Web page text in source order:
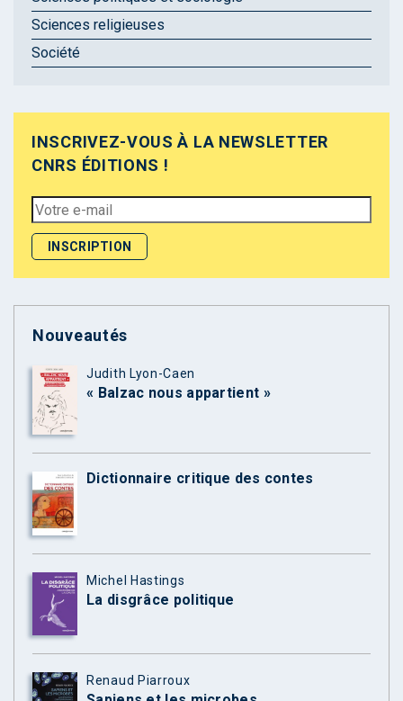
Sciences religieuses
Société
INSCRIVEZ-VOUS À LA NEWSLETTER
CNRS ÉDITIONS !
Nouveautés
Judith Lyon-Caen
« Balzac nous appartient »
Dictionnaire critique des contes
Michel Hastings
La disgrâce politique
Renaud Piarroux